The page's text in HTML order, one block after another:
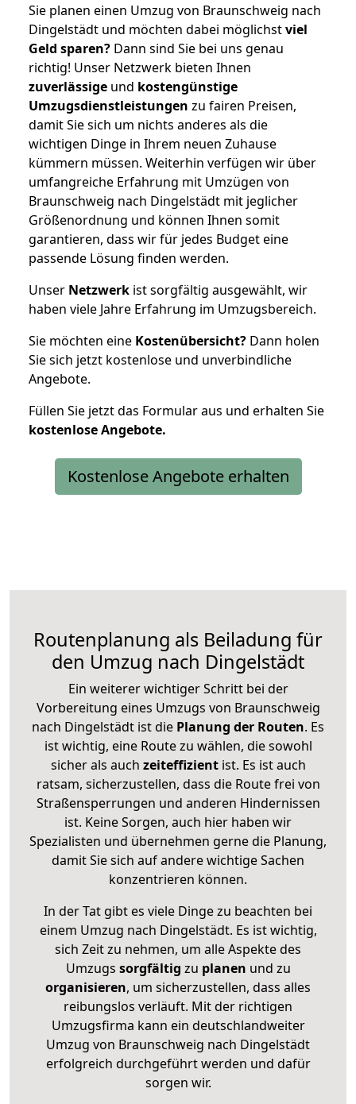
Sie planen einen Umzug von Braunschweig nach
Dingelstädt und möchten dabei möglichstviel
Geld sparen? Dann sind Sie bei uns genau
richtig! Unser Netzwerk bieten Ihnen
zuverlässige und kostengünstige
Umzugsdienstleistungen zu fairen Preisen,
damit Sie sich um nichts anderes als die
wichtigen Dinge in Ihrem neuen Zuhause
kümmern müssen. Weiterhin verfügen wir über
umfangreiche Erfahrung mit Umzügen von
Braunschweig nach Dingelstädt mit jeglicher
Größenordnung und können Ihnen somit
garantieren, dass wir für jedes Budget eine
passende Lösung finden werden.
Unser Netzwerk ist sorgfältig ausgewählt, wir
haben viele Jahre Erfahrung im Umzugsbereich.
Sie möchten eine Kostenübersicht? Dann holen
Sie sich jetzt kostenlose und unverbindliche
Angebote.
Füllen Sie jetzt das Formular aus und erhalten Sie
kostenloseAngebote.
Kostenlose Angebote erhalten
Routenplanung als Beiladung für
den Umzug nach Dingelstädt
Ein weiterer wichtiger Schritt bei der
Vorbereitung eines Umzugs von Braunschweig
nach Dingelstädt ist die Planung der Routen. Es
ist wichtig, eine Route zu wählen, die sowohl
sicher als auch zeiteffizientist. Es ist auch
ratsam, sicherzustellen, dass die Route frei von
Straßensperrungen und anderen Hindernissen
ist. Keine Sorgen, auch hier haben wir
Spezialisten und übernehmen gerne die Planung,
damit Sie sich auf andere wichtige Sachen
konzentrieren können.
In der Tat gibt es viele Dinge zu beachten bei
einem Umzug nach Dingelstädt. Es ist wichtig,
sich Zeit zu nehmen, um alle Aspekte des
Umzugs sorgfältig zu planen und zu
organisieren, um sicherzustellen, dass alles
reibungslos verläuft. Mit der richtigen
Umzugsfirma kann ein deutschlandweiter
Umzug von Braunschweig nach Dingelstädt
erfolgreich durchgeführt werden und dafür
sorgen wir.